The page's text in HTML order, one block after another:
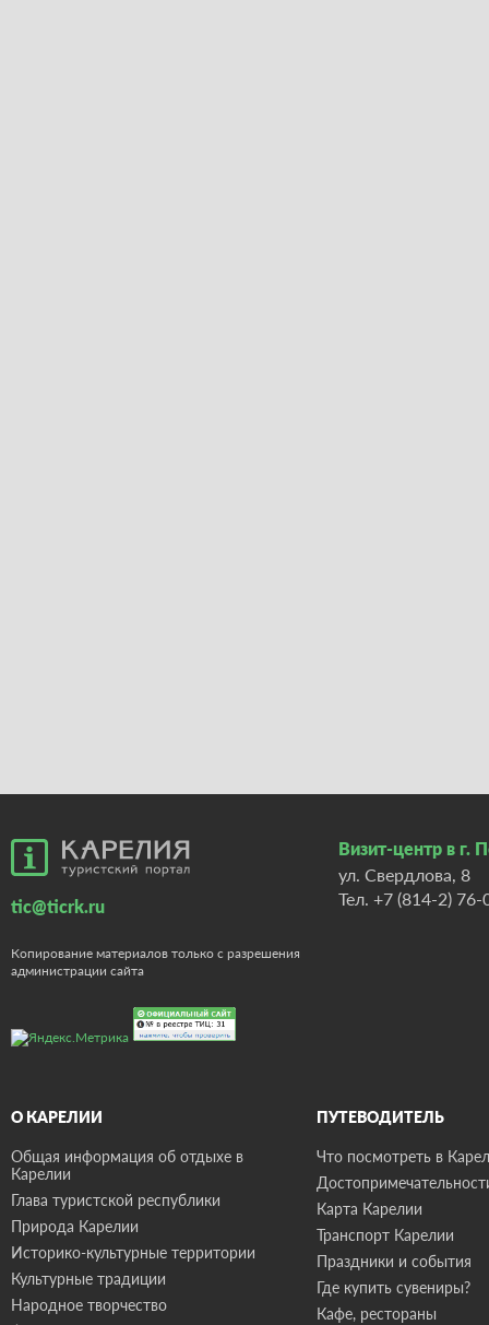
tic@ticrk.ru
Копирование материалов только с разрешения
администрации сайта
Визит-центр в г.
ул. Свердлова, 8
Тел. +7 (814-2) 76-
О КАРЕЛИИ
Общая информация об отдыхе в
Карелии
Глава туристской республики
Природа Карелии
Историко-культурные территории
Культурные традиции
Народное творчество
ПУТЕВОДИТЕЛЬ
Что посмотреть в
Карта Карелии
Транспорт Карелии
Праздники и события
Где купить сувениры?
Кафе, рестораны